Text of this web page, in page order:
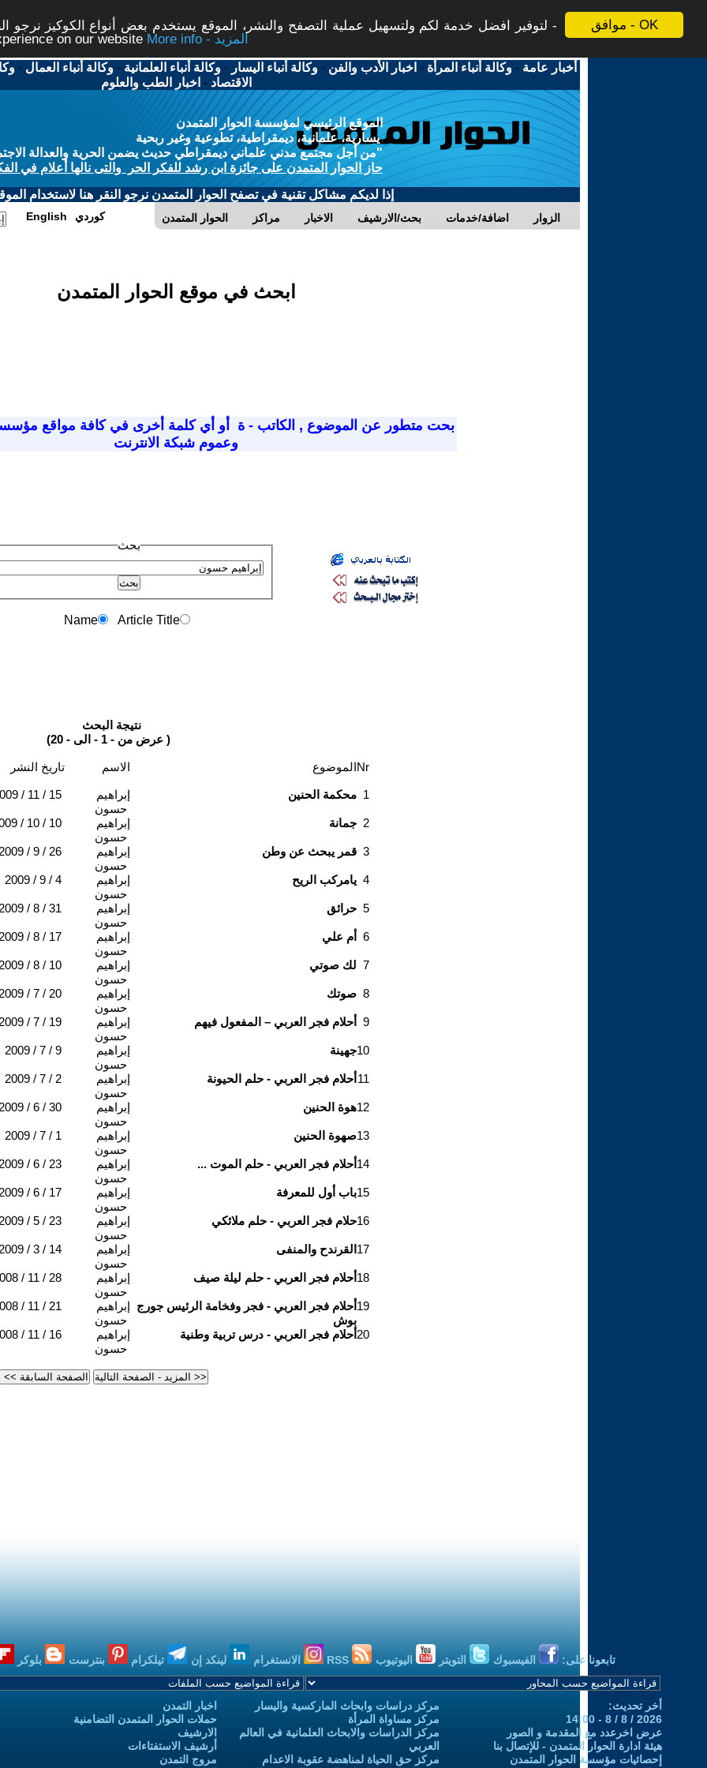
موافق - OK
لتوفير افضل خدمة لكم ولتسهيل عملية التصفح والنشر، الموقع يستخدم بعض أنواع الكوكيز نرجو
on our website
More info - المزيد
أخبار عامة -وكالة أنباء المرأة - اخبار الأدب والفن -وكالة أنباء اليسار -وكالة أنباء العلمانية -وكالة أنباء العمال -
الاقتصاد - اخبار الطب والعلوم
الموقع الرئيسي لمؤسسة الحوار المتمدن
يسارية، علمانية، ديمقراطية، تطوعية وغير ربحية
"من أجل مجتمع مدني علماني ديمقراطي حديث يضمن الحرية والعدالة
حاز الحوار المتمدن على جائزة ابن رشد للفكر الحر والتى نالها أعلام في
إذا لديكم مشاكل تقنية في تصفح الحوار المتمدن نرجو النقر هنا لاستخدام
الحوار المتمدن مراكز الاخبار بحث/الارشيف اضافة/خدمات الزوار English كوردي
ابحث في موقع الحوار المتمدن
بحت متطور عن الموضوع , الكاتب - ة
أو أي كلمة أخرى في كافة مواقع
وعموم شبكة الانترنت
بحث
Name Article Title
نتيجة البحث
(عرض من - 1 - الى - 20 )
تاريخ النشر الاسم الموضوعNr
/ 11 / 15
إبراهيم
حسون
محكمة الحنين 1
/ 10 / 10
إبراهيم
حسون
جمانة 2
2009 / 9 / 26
إبراهيم
حسون
قمر يبحث عن وطن 3
2009 / 9 / 4
إبراهيم
حسون
يامركب الريح 4
2009 / 8 / 31
إبراهيم
حسون
حرائق 5
2009 / 8 / 17
إبراهيم
حسون
أم علي 6
2009 / 8 / 10
إبراهيم
حسون
لك صوتي 7
2009 / 7 / 20
إبراهيم
حسون
صوتك 8
2009 / 7 / 19
إبراهيم
حسون
أحلام فجر العربي – المفعول فيهم 9
2009 / 7 / 9
إبراهيم
حسون
جهينة10
2009 / 7 / 2
إبراهيم
حسون
أحلام فجر العربي - حلم الحيونة 11
2009 / 6 / 30
إبراهيم
حسون
هوة الحنين12
2009 / 7 / 1
إبراهيم
حسون
صهوة الحنين13
2009 / 6 / 23
إبراهيم
حسون
أحلام فجر العربي - حلم الموت ...14
2009 / 6 / 17
إبراهيم
حسون
باب أول للمعرفة15
2009 / 5 / 23
إبراهيم
حسون
حلام فجر العربي - حلم ملائكي16
2009 / 3 / 14
إبراهيم
حسون
القرندح والمنفى 17
/ 11 / 28
إبراهيم
حسون
أحلام فجر العربي - حلم ليلة صيف18
/ 11 / 21
إبراهيم
حسون
أحلام فجر العربي - فجر وفخامة الرئيس جورج
بوش
19
/ 11 / 16
إبراهيم
حسون
أحلام فجر العربي - درس تربية وطنية20
تابعونا على: الفيسبوك التويتر اليوتيوب الانستغرام لينكد إن تيلكرام بنترست بلوكر
أخر تحديث:
2026 / 8 / 8 - 14:00
عرض اخرعدد مع المقدمة و الصور
هيئة ادارة الحوار المتمدن - للإتصال بنا
إحصائيات مؤسسة الحوار المتمدن
مركز دراسات وابحاث الماركسية واليسار
مركز مساواة المرأة
مركز الدراسات والابحاث العلمانية في العالم
العربي
مركز حق الحياة لمناهضة عقوبة الاعدام
اخبار التمدن
حملات الحوار المتمدن التضامنية
الارشيف
أرشيف الاستفتاءات
مروج التمدن